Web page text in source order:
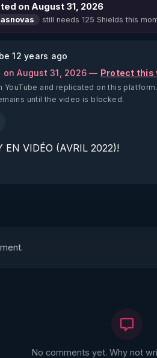
on August 31, 2026
still needs 125 Shields this
12 years ago
August 31, 2026 — Protect this
and replicated on this platform.
until the video is blocked.
EN VIDÉO (AVRIL 2022)!
No comments yet. Why not